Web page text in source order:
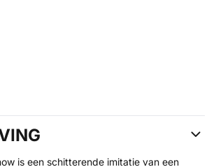
is een schitterende imitatie van een